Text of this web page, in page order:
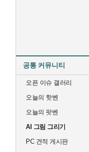
공통 커뮤니티
오픈 이슈 갤러리
오늘의 핫벤
오늘의 팟벤
AI 그림 그리기
PC 견적 게시판